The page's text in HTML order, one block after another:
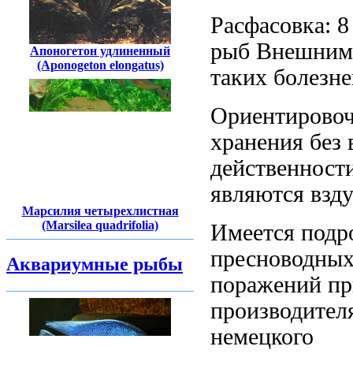
Апоногетон удлиненный
(Aponogeton elongatus)
Марсилия четырехлистная
(Marsilea quadrifolia)
Аквариумные рыбы
Расфасовка:
рыб
таких
хранения без
являются
Имеется
поражений
немецкого